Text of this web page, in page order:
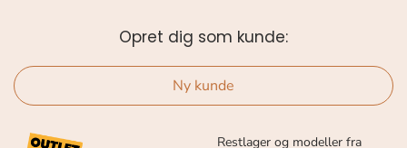
Opret dig som kunde:
Ny kunde
Restlager og modeller fra